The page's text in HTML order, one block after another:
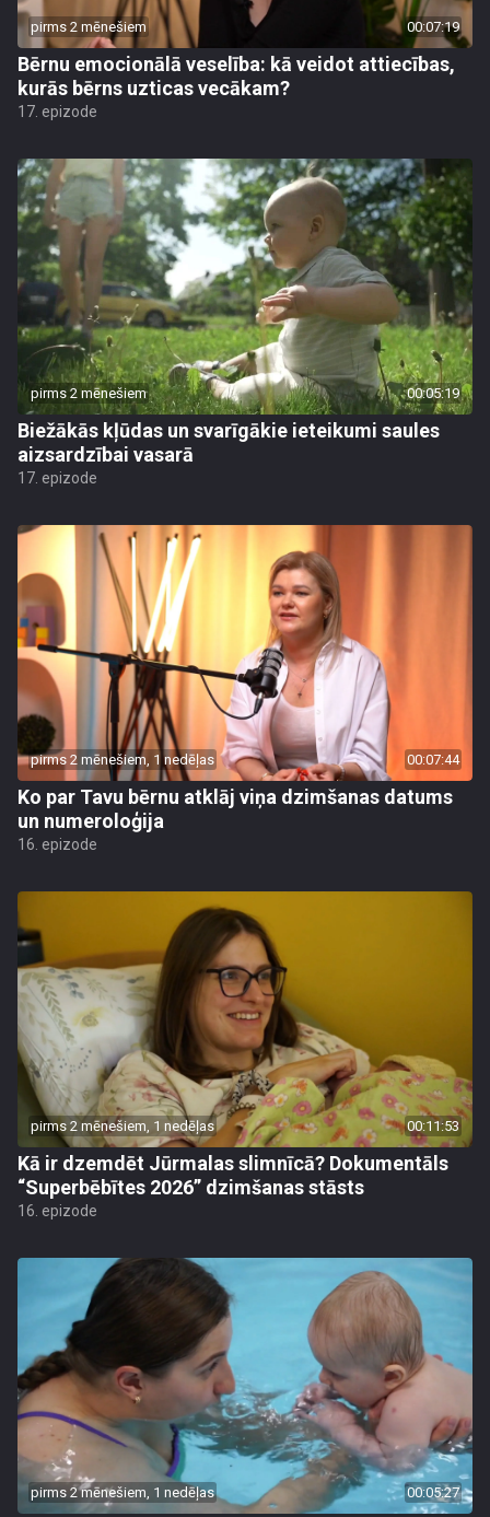
pirms 2 mēnešiem 00:07:19
Bērnu emocionālā veselība: kā veidot attiecības,
kurās bērns uzticas vecākam?
17. epizode
pirms 2 mēnešiem 00:05:19
Biežākās kļūdas un svarīgākie ieteikumi saules
aizsardzībai vasarā
17. epizode
pirms 2 mēnešiem, 1 nedēļas 00:07:44
Ko par Tavu bērnu atklāj viņa dzimšanas datums
un numeroloģija
16. epizode
pirms 2 mēnešiem, 1 nedēļas 00:11:53
Kā ir dzemdēt Jūrmalas slimnīcā? Dokumentāls
“Superbēbītes 2026” dzimšanas stāsts
16. epizode
pirms 2 mēnešiem, 1 nedēļas 00:05:27